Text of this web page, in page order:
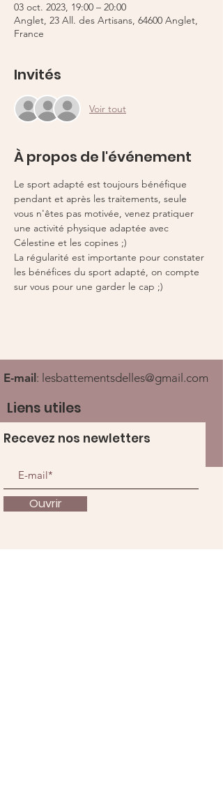
03 oct. 2023, 19:00 – 20:00
Anglet, 23 All. des Artisans, 64600 Anglet,
France
Invités
Voir tout
À propos de l'événement
Le sport adapté est toujours bénéfique
pendant et après les traitements, seule
vous n'êtes pas motivée, venez pratiquer
une activité physique adaptée avec
Célestine et les copines ;)
La régularité est importante pour constater
les bénéfices du sport adapté, on compte
sur vous pour une garder le cap ;)
E-mail : lesbattementsdelles@gmail.com
Liens utiles
Recevez nos newletters
Ouvrir